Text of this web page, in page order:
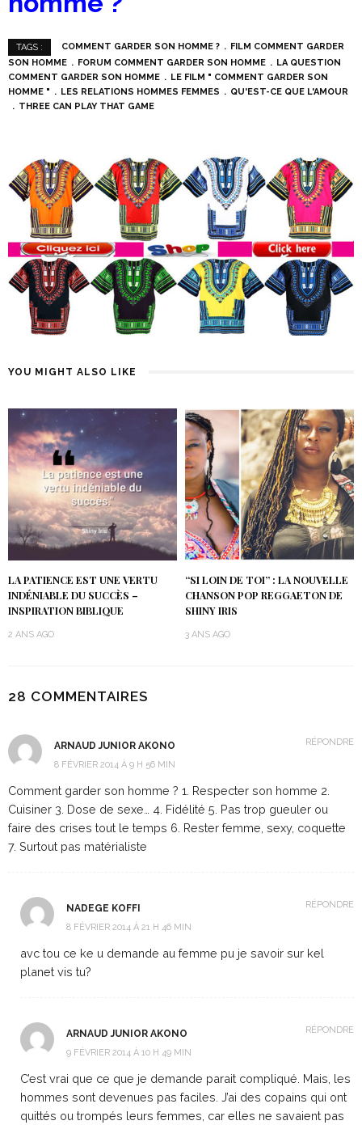
TAGS : COMMENT GARDER SON HOMME ?
FILM COMMENT GARDER
SON HOMME
FORUM COMMENT GARDER SON HOMME
LA QUESTION
COMMENT GARDER SON HOMME
LE FILM " COMMENT GARDER SON
HOMME "
LES RELATIONS HOMMES FEMMES
QU'EST-CE QUE L'AMOUR
THREE CAN PLAY THAT GAME
YOU MIGHT ALSO LIKE
LA PATIENCE EST UNE VERTU
INDÉNIABLE DU SUCCÈS –
INSPIRATION BIBLIQUE
2 ANS AGO
“SI LOIN DE TOI” : LA NOUVELLE
CHANSON POP REGGAETON DE
SHINY IRIS
3 ANS AGO
28 COMMENTAIRES
ARNAUD JUNIOR AKONO
8 FÉVRIER 2014 À 9 H 56 MIN
Comment garder son homme ? 1. Respecter son homme 2.
Cuisiner 3. Dose de sexe… 4. Fidélité 5. Pas trop gueuler ou
faire des crises tout le temps 6. Rester femme, sexy, coquette
7. Surtout pas matérialiste
RÉPONDRE
NADEGE KOFFI
8 FÉVRIER 2014 À 21 H 46 MIN
avc tou ce ke u demande au femme pu je savoir sur kel
planet vis tu?
RÉPONDRE
ARNAUD JUNIOR AKONO
9 FÉVRIER 2014 À 10 H 49 MIN
C’est vrai que ce que je demande parait compliqué. Mais, les
hommes sont devenues pas faciles. J’ai des copains qui ont
quittés ou trompés leurs femmes, car elles ne savaient pas
RÉPONDRE